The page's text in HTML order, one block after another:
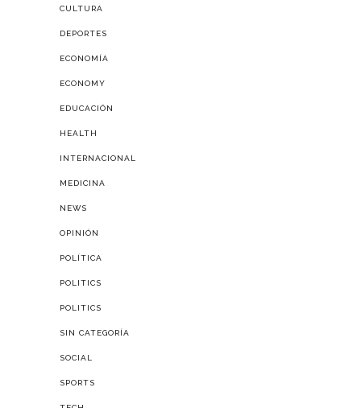
CULTURA
DEPORTES
ECONOMÍA
ECONOMY
EDUCACIÓN
HEALTH
INTERNACIONAL
MEDICINA
NEWS
OPINIÓN
POLÍTICA
POLITICS
POLITICS
SIN CATEGORÍA
SOCIAL
SPORTS